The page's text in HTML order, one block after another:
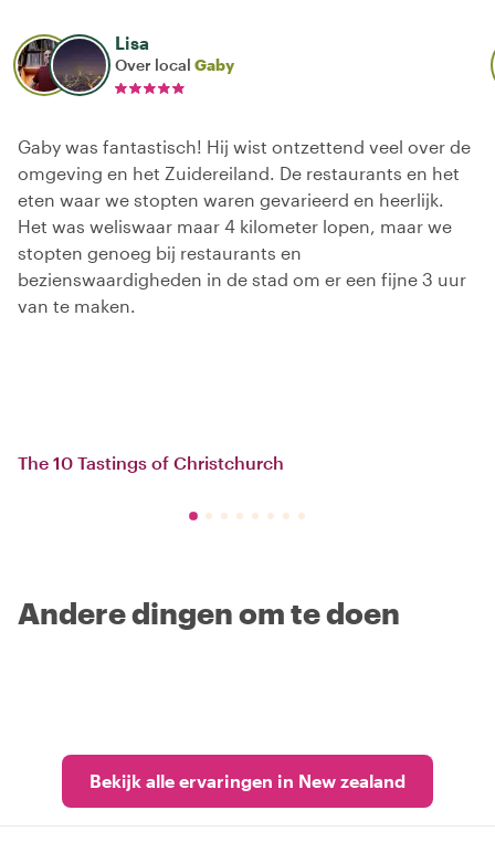
Lisa
Over local Gaby
Gaby was fantastisch! Hij wist ontzettend veel over de
omgeving en het Zuidereiland. De restaurants en het
eten waar we stopten waren gevarieerd en heerlijk.
Het was weliswaar maar 4 kilometer lopen, maar we
stopten genoeg bij restaurants en
bezienswaardigheden in de stad om er een fijne 3 uur
van te maken.
The 10 Tastings of Christchurch
Andere dingen om te doen
Bekijk alle ervaringen in New zealand